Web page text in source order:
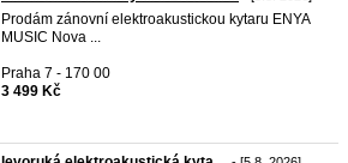
Prodám zánovní elektroakustickou kytaru ENYA
MUSIC Nova ...
Praha 7 - 170 00
3 499 Kč